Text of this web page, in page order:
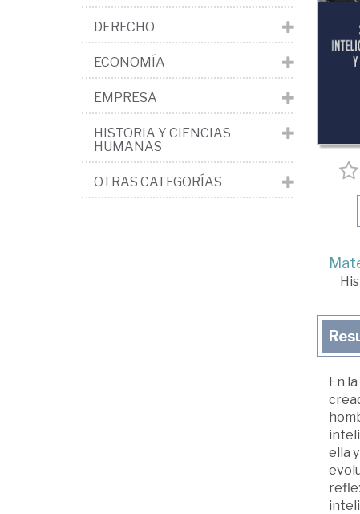
En
ella
DERECHO
ECONOMÍA
EMPRESA
HISTORIA Y CIENCIAS
HUMANAS
OTRAS CATEGORÍAS